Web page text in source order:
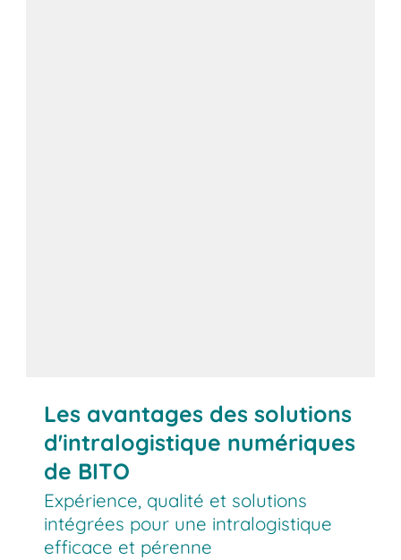
Les avantages des solutions
d'intralogistique numériques
de BITO
Expérience, qualité et solutions
intégrées pour une intralogistique
efficace et pérenne